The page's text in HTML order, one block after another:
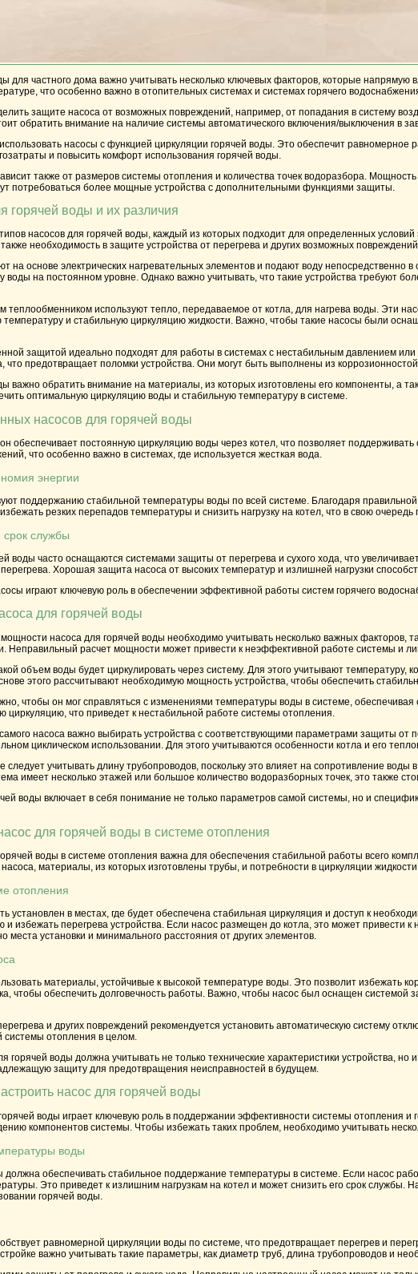
для частного дома важно учитывать несколько ключевых факторов, которые
что особенно важно в отопительных системах и системах горячего
защите насоса от возможных повреждений, например, от попадания в систему
обратить внимание на наличие системы автоматического включения/выключения в
насосы с функцией циркуляции горячей воды. Это обеспечит равномерное
и повысить комфорт использования горячей воды.
также от размеров системы отопления и количества точек водоразбора.
потребоваться более мощные устройства с дополнительными функциями защиты.
горячей воды и их различия
насосов для горячей воды, каждый из которых подходит для определенных
необходимость в защите устройства от перегрева и других возможных
на основе электрических нагревательных элементов и подают воду непосредственно
воды на постоянном уровне. Однако важно учитывать, что такие устройства требуют
теплообменником используют тепло, передаваемое от котла, для нагрева воды. Эти
и стабильную циркуляцию жидкости. Важно, чтобы такие насосы были
защитой идеально подходят для работы в системах с нестабильным давлением
что предотвращает поломки устройства. Они могут быть выполнены из
важно обратить внимание на материалы, из которых изготовлены его компоненты, а
оптимальную циркуляцию воды и стабильную температуру в системе.
насосов для горячей воды
обеспечивает постоянную циркуляцию воды через котел, что позволяет
что особенно важно в системах, где используется жесткая вода.
энергии
поддержанию стабильной температуры воды по всей системе. Благодаря
резких перепадов температуры и снизить нагрузку на котел, что в свою
службы
воды часто оснащаются системами защиты от перегрева и сухого хода, что
Хорошая защита насоса от высоких температур и излишней нагрузки
играют ключевую роль в обеспечении эффективной работы систем горячего
для горячей воды
насоса для горячей воды необходимо учитывать несколько важных факторов,
Неправильный расчет мощности может привести к неэффективной работе системы и
объем воды будет циркулировать через систему. Для этого учитывают
этого рассчитывают необходимую мощность устройства, чтобы обеспечить
чтобы он мог справляться с изменениями температуры воды в системе,
циркуляцию, что приведет к нестабильной работе системы отопления.
насоса важно выбирать устройства с соответствующими параметрами защиты от
циклическом использовании. Для этого учитываются особенности котла и его
следует учитывать длину трубопроводов, поскольку это влияет на сопротивление
имеет несколько этажей или большое количество водоразборных точек, это также
воды включает в себя понимание не только параметров самой системы, но и
для горячей воды в системе отопления
воды в системе отопления важна для обеспечения стабильной работы всего
материалы, из которых изготовлены трубы, и потребности в циркуляции
отопления
установлен в местах, где будет обеспечена стабильная циркуляция и доступ к
и избежать перегрева устройства. Если насос размещен до котла, это может привести
места установки и минимального расстояния от других элементов.
материалы, устойчивые к высокой температуре воды. Это позволит
чтобы обеспечить долговечность работы. Важно, чтобы насос был оснащен
и других повреждений рекомендуется установить автоматическую систему
системы отопления в целом.
горячей воды должна учитывать не только технические характеристики устройства,
защиту для предотвращения неисправностей в будущем.
насос для горячей воды
воды играет ключевую роль в поддержании эффективности системы отопления
компонентов системы. Чтобы избежать таких проблем, необходимо учитывать
воды
должна обеспечивать стабильное поддержание температуры в системе. Если насос
Это приведет к излишним нагрузкам на котел и может снизить его срок
горячей воды.
равномерной циркуляции воды по системе, что предотвращает перегрев и
важно учитывать такие параметры, как диаметр труб, длина трубопроводов и